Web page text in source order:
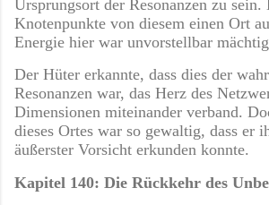
Ursprungsort der Resonanzen zu
Knotenpunkte von diesem einen Ort
Energie hier war unvorstellbar
Der Hüter erkannte, dass dies der
Resonanzen war, das Herz des
Dimensionen miteinander verband.
dieses Ortes war so gewaltig, dass er
äußerster Vorsicht erkunden konnte.
Kapitel 140: Die Rückkehr des